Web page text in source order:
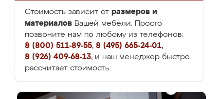
Стоимость зависит от размеров и
материалов Вашей мебели. Просто
позвоните нам по любому из телефонов:
8 (800) 511-89-55, 8 (495) 665-24-01,
8 (926) 409-68-13, и наш менеджер быстро
рассчитает стоимость.